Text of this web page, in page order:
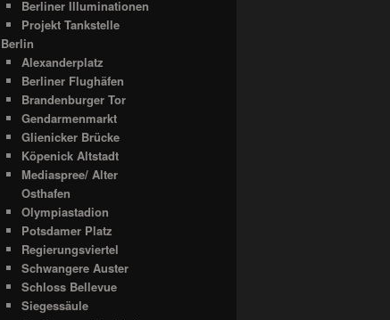
Berliner Illuminationen
Projekt Tankstelle
Berlin
Alexanderplatz
Berliner Flughäfen
Brandenburger Tor
Gendarmenmarkt
Glienicker Brücke
Köpenick Altstadt
Mediaspree/ Alter
Osthafen
Olympiastadion
Potsdamer Platz
Regierungsviertel
Schwangere Auster
Schloss Bellevue
Siegessäule